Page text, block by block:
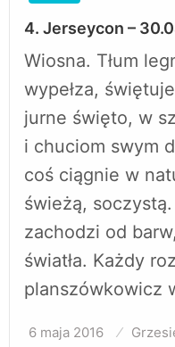
4. Jerseycon –
Wiosna. Tłum
wypełza,
jurne święto, w
i chuciom swym
coś ciągnie w
świeżą, soczystą.
zachodzi od
światła. Każdy
planszówkowicz
Opublikowane
6 maja 2016